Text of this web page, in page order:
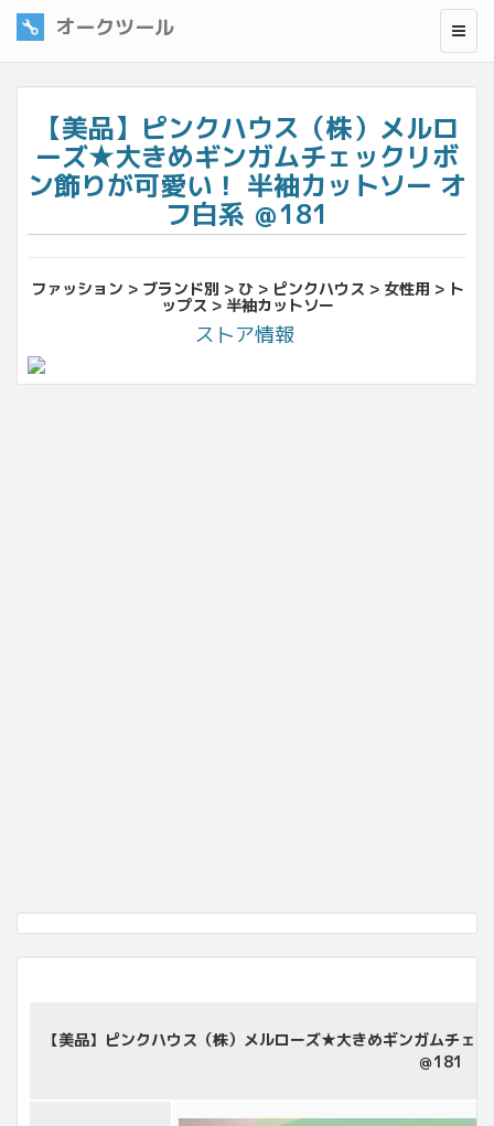
オークツール
【美品】ピンクハウス（株）メルロ
ーズ★大きめギンガムチェックリボ
ン飾りが可愛い！ 半袖カットソー オ
フ白系 ＠181
ファッション > ブランド別 > ひ > ピンクハウス > 女性用 > ト
ップス > 半袖カットソー
ストア情報
【美品】ピンクハウス（株）メルローズ★大きめギンガムチェ
＠181